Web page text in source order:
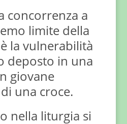
concorrenza a
limite della
la vulnerabilità
deposto in una
giovane
una croce.
nella liturgia si